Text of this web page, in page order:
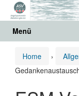
Springe
zum
Hauptmenü
Menü
Home ›